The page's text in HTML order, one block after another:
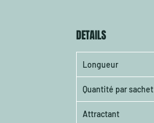
DETAILS
Longueur
Quantité par sachet
Attractant